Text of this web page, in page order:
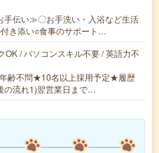
伝い≫〇お手洗い・入浴など生活
き添い○食事のサポート…
OK / パソコンスキル不要 / 英語力不
齢不問★10名以上採用予定★履歴
の流れ1)翌営業日まで…